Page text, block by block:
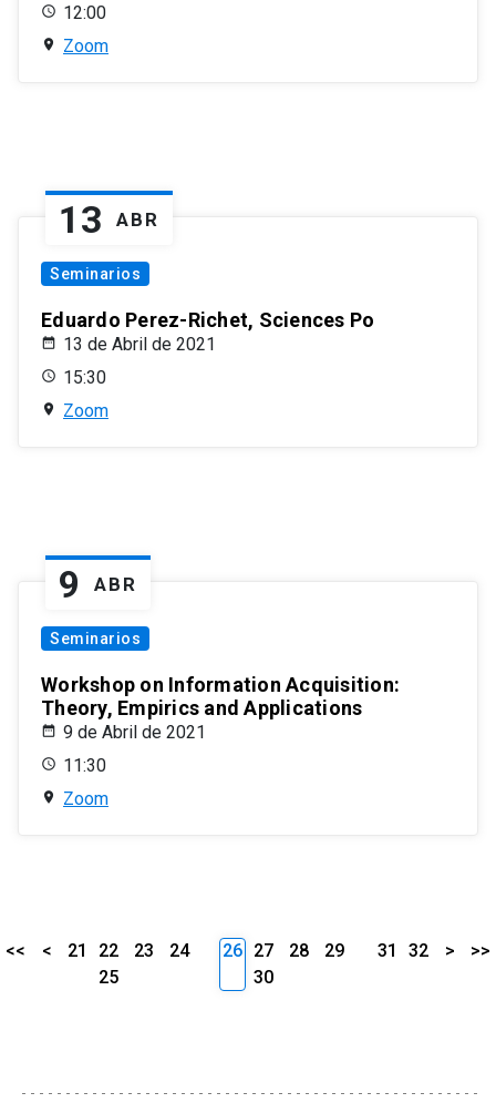
12:00
Zoom
13 ABR
Seminarios
Eduardo Perez-Richet, Sciences Po
13 de Abril de 2021
15:30
Zoom
9 ABR
Seminarios
Workshop on Information Acquisition:
Theory, Empirics and Applications
9 de Abril de 2021
11:30
Zoom
<< < 21 22 23
24
25
26 27 28
29
30
31 32 > >>